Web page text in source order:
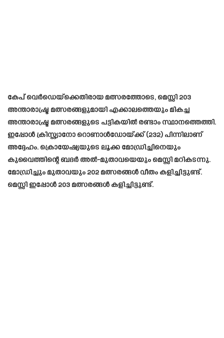
കേപ് വെർഡെയ്‌ക്കെതിരായ മത്സരത്തോടെ, മെസ്സി 203
അന്താരാഷ്ട്ര മത്സരങ്ങളുമായി എക്കാലത്തെയും മികച്ച
അന്താരാഷ്ട്ര മത്സരങ്ങളുടെ പട്ടികയിൽ രണ്ടാം സ്ഥാനത്തെത്തി.
ഇപ്പോൾ ക്രിസ്റ്റ്യാനോ റൊണാൾഡോയ്ക്ക് (232) പിന്നിലാണ്
അദ്ദേഹം. ക്രൊയേഷ്യയുടെ ലൂക്ക മോഡ്രിച്ചിനെയും
കുവൈത്തിന്റെ ബദർ അൽ-മുതാവയെയും മെസ്സി മറികടന്നു.
മോഡ്രിച്ചും മുതാവയും 202 മത്സരങ്ങൾ വീതം കളിച്ചിട്ടുണ്ട്.
മെസ്സി ഇപ്പോൾ 203 മത്സരങ്ങൾ കളിച്ചിട്ടുണ്ട്.